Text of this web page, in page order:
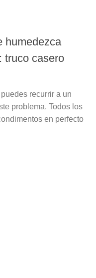
humedezca
truco casero
recurrir a un
problema. Todos los
en perfecto